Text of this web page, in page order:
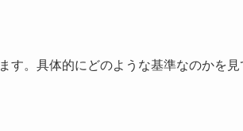
。具体的にどのような基準なのかを見